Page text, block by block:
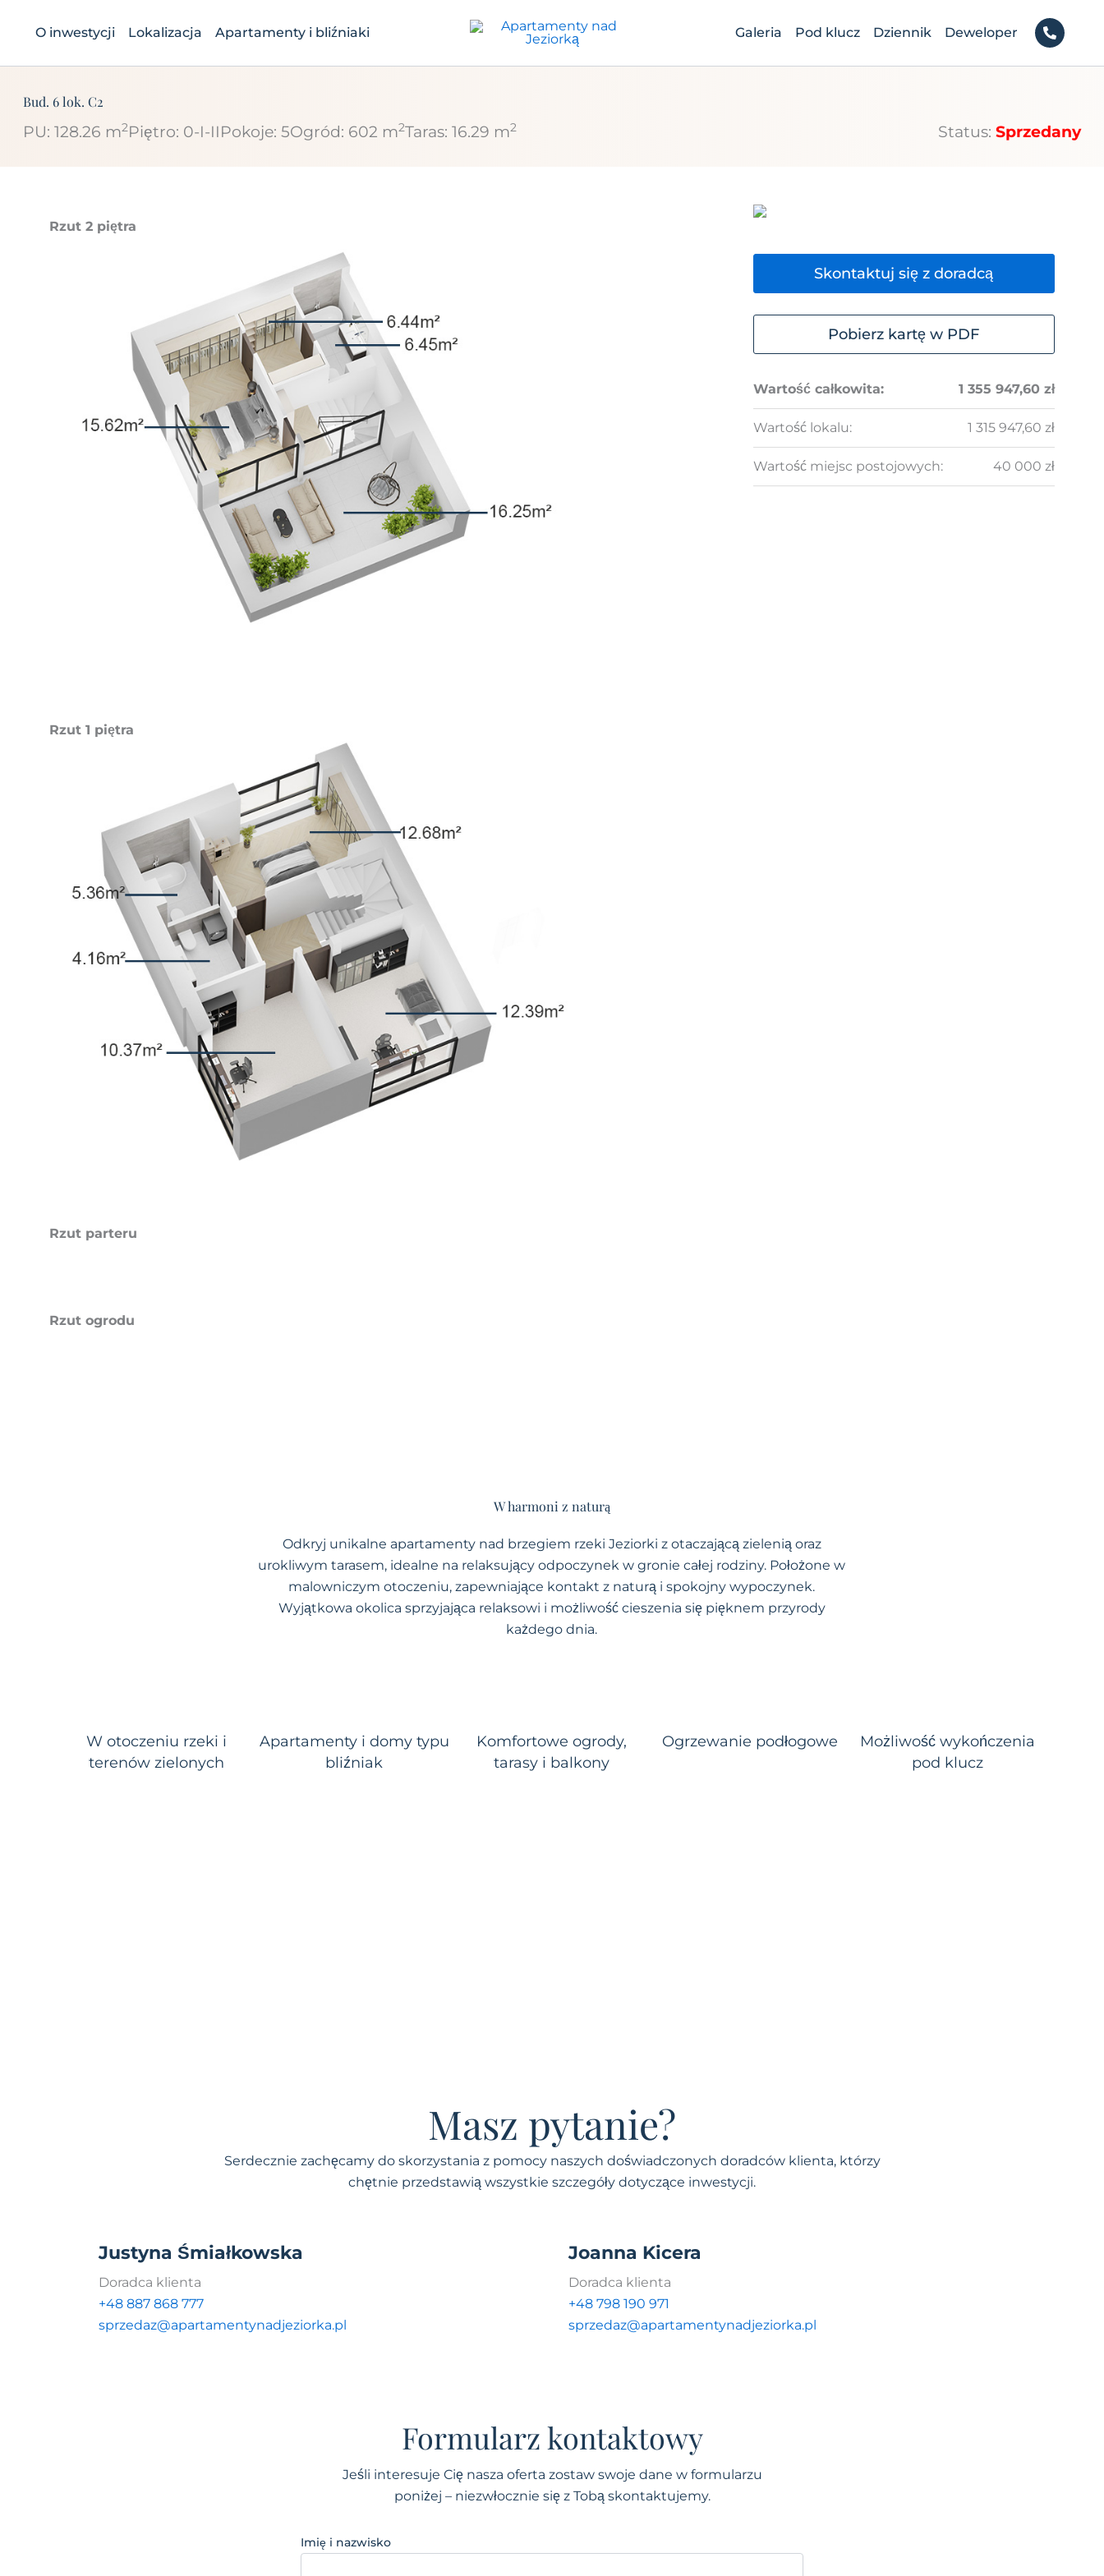
O inwestycji Lokalizacja Apartamenty i bliźniaki Galeria Pod klucz Dziennik Deweloper
Bud. 6 lok. C2
PU: 128.26 m2Piętro: 0-I-IIPokoje: 5Ogród: 602 m2Taras: 16.29 m2 Status: Sprzedany
Rzut 2 piętra
Rzut 1 piętra
Rzut parteru
Rzut ogrodu
Skontaktuj się z doradcą
Pobierz kartę w PDF
Wartość całkowita: 1 355 947,60 zł
Wartość lokalu: 1 315 947,60 zł
Wartość miejsc postojowych: 40 000 zł
W harmoni z naturą
Odkryj unikalne apartamenty nad brzegiem rzeki Jeziorki z otaczającą zielenią oraz
urokliwym tarasem, idealne na relaksujący odpoczynek w gronie całej rodziny. Położone w
malowniczym otoczeniu, zapewniające kontakt z naturą i spokojny wypoczynek.
Wyjątkowa okolica sprzyjająca relaksowi i możliwość cieszenia się pięknem przyrody
każdego dnia.
W otoczeniu rzeki i
terenów zielonych
Apartamenty i domy typu
bliźniak
Komfortowe ogrody,
tarasy i balkony
Ogrzewanie podłogowe
Możliwość wykończenia
pod klucz
Masz pytanie?
Serdecznie zachęcamy do skorzystania z pomocy naszych doświadczonych doradców klienta, którzy
chętnie przedstawią wszystkie szczegóły dotyczące inwestycji.
Justyna Śmiałkowska
Doradca klienta
+48 887 868 777
sprzedaz@apartamentynadjeziorka.pl
Joanna Kicera
Doradca klienta
+48 798 190 971
sprzedaz@apartamentynadjeziorka.pl
Formularz kontaktowy
Jeśli interesuje Cię nasza oferta zostaw swoje dane w formularzu
poniżej – niezwłocznie się z Tobą skontaktujemy.
Imię i nazwisko